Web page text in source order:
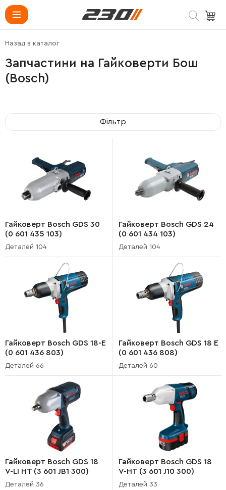
Запчастини на Гайковерти Бош
(Bosch)
Назад в каталог
Фільтр
Гайковерт Bosch GDS 30
(0 601 435 103)
Деталей 104
Гайковерт Bosch GDS 24
(0 601 434 103)
Деталей 104
Гайковерт Bosch GDS 18-E
(0 601 436 803)
Деталей 66
Гайковерт Bosch GDS 18 E
(0 601 436 808)
Деталей 60
Гайковерт Bosch GDS 18
V-LI HT (3 601 JB1 300)
Деталей 36
Гайковерт Bosch GDS 18
V-HT (3 601 J10 300)
Деталей 33